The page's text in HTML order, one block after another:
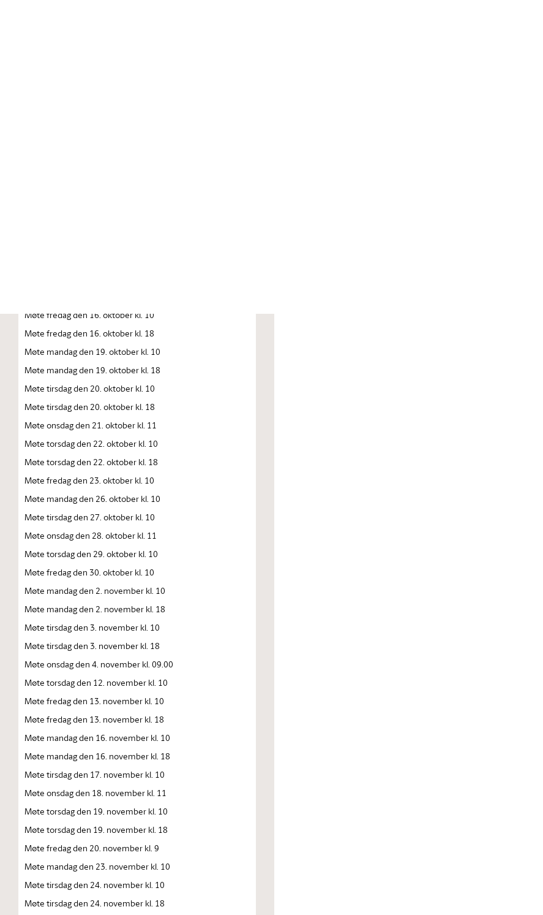
Møte fredag den 16. oktober kl. 10
Møte fredag den 16. oktober kl. 18
Møte mandag den 19. oktober kl. 10
Møte mandag den 19. oktober kl. 18
Møte tirsdag den 20. oktober kl. 10
Møte tirsdag den 20. oktober kl. 18
Møte onsdag den 21. oktober kl. 11
Møte torsdag den 22. oktober kl. 10
Møte torsdag den 22. oktober kl. 18
Møte fredag den 23. oktober kl. 10
Møte mandag den 26. oktober kl. 10
Møte tirsdag den 27. oktober kl. 10
Møte onsdag den 28. oktober kl. 11
Møte torsdag den 29. oktober kl. 10
Møte fredag den 30. oktober kl. 10
Møte mandag den 2. november kl. 10
Møte mandag den 2. november kl. 18
Møte tirsdag den 3. november kl. 10
Møte tirsdag den 3. november kl. 18
Møte onsdag den 4. november kl. 09.00
Møte torsdag den 12. november kl. 10
Møte fredag den 13. november kl. 10
Møte fredag den 13. november kl. 18
Møte mandag den 16. november kl. 10
Møte mandag den 16. november kl. 18
Møte tirsdag den 17. november kl. 10
Møte onsdag den 18. november kl. 11
Møte torsdag den 19. november kl. 10
Møte torsdag den 19. november kl. 18
Møte fredag den 20. november kl. 9
Møte mandag den 23. november kl. 10
Møte tirsdag den 24. november kl. 10
Møte tirsdag den 24. november kl. 18